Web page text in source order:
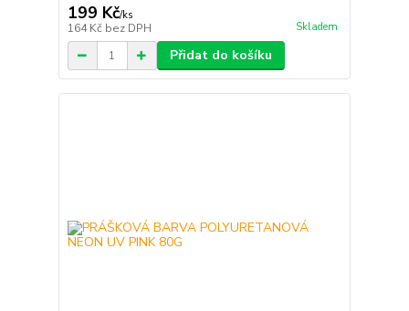
199 Kč/ks
164 Kč bez DPH Skladem
Přidat do košíku